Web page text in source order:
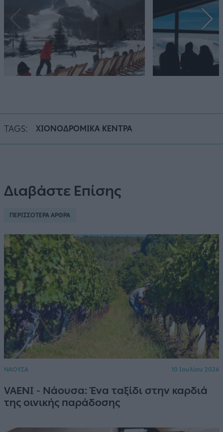
TAGS: ΧΙΟΝΟΔΡΟΜΙΚΑ ΚΕΝΤΡΑ
Διαβάστε Επίσης
ΠΕΡΙΣΣΟΤΕΡΑ ΑΡΘΡΑ
ΝΑΟΥΣΑ 10 Ιουλίου 2026
VAENI - Νάουσα: Ένα ταξίδι στην καρδιά
της οινικής παράδοσης